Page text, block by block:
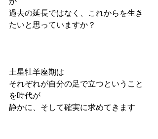
か
過去の延長ではなく、これからを生き
たいと思っていますか？
土星牡羊座期は
それぞれが自分の足で立つということ
を時代が
静かに、そして確実に求めてきます